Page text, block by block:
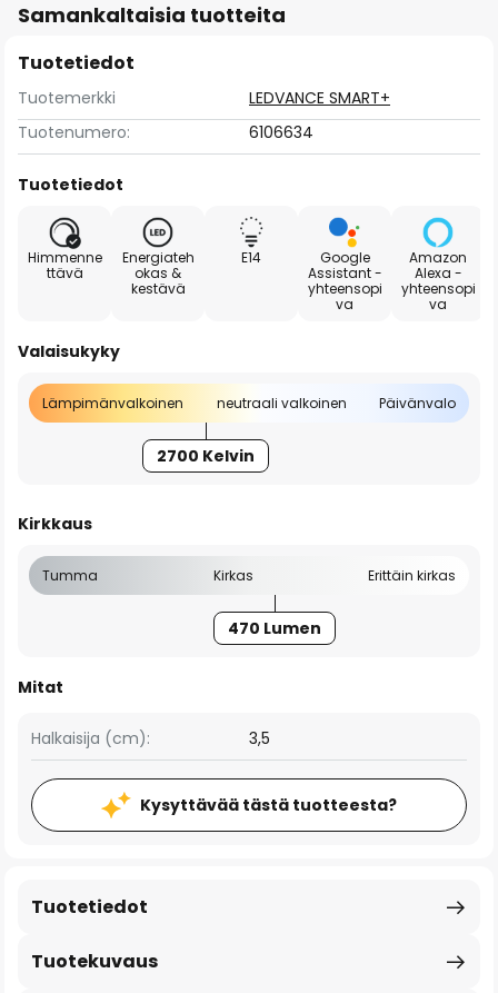
Samankaltaisia tuotteita
Tuotetiedot
Tuotemerkki
LEDVANCE SMART+
Tuotenumero:
6106634
Tuotetiedot
Himmenne
ttävä
Energiateh
okas &
kestävä
E14
Google
Assistant -
yhteensopi
va
Amazon
Alexa -
yhteensopi
va
Valaisukyky
Lämpimänvalkoinen neutraali valkoinen Päivänvalo
2700 Kelvin
Kirkkaus
Tumma Kirkas Erittäin kirkas
470 Lumen
Mitat
Halkaisija (cm): 3,5
Kysyttävää tästä tuotteesta?
Tuotekuvaus
Tuotetiedot